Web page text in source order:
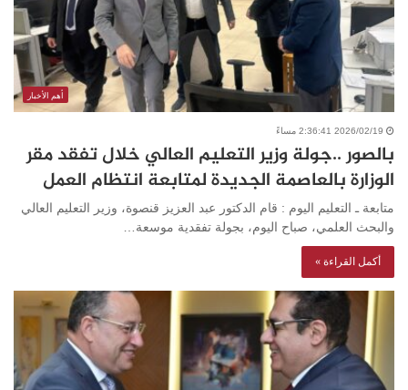
أهم الأخبار
2026/02/19 2:36:41 مساءً
بالصور ..جولة وزير التعليم العالي خلال تفقد مقر
الوزارة بالعاصمة الجديدة لمتابعة انتظام العمل
متابعة ـ التعليم اليوم : قام الدكتور عبد العزيز قنصوة، وزير التعليم العالي
والبحث العلمي، صباح اليوم، بجولة تفقدية موسعة…
أكمل القراءة »